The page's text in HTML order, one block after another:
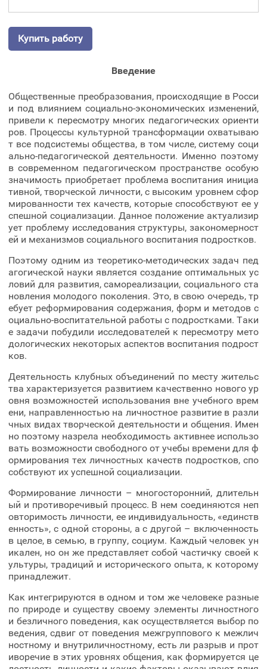
Купить работу
Введение
Общественные преобразования, происходящие в Росси
и под влиянием социально-экономических изменений,
привели к пересмотру многих педагогических ориенти
ров. Процессы культурной трансформации охватываю
т все подсистемы общества, в том числе, систему соци
ально-педагогической деятельности. Именно поэтому
в современном педагогическом пространстве особую
значимость приобретает проблема воспитания инициа
тивной, творческой личности, с высоким уровнем сфор
мированности тех качеств, которые способствуют ее у
спешной социализации. Данное положение актуализир
ует проблему исследования структуры, закономерност
ей и механизмов социального воспитания подростков.
Поэтому одним из теоретико-методических задач пед
агогической науки является создание оптимальных ус
ловий для развития, самореализации, социального ста
новления молодого поколения. Это, в свою очередь, тр
ебует реформирования содержания, форм и методов с
оциально-воспитательной работы с подростками. Таки
е задачи побудили исследователей к пересмотру мето
дологических некоторых аспектов воспитания подрост
ков.
Деятельность клубных объединений по месту жительс
тва характеризуется развитием качественно нового ур
овня возможностей использования вне учебного врем
ени, направленностью на личностное развитие в разли
чных видах творческой деятельности и общения. Имен
но поэтому назрела необходимость активнее использо
вать возможности свободного от учебы времени для ф
ормирования тех личностных качеств подростков, спо
собствуют их успешной социализации.
Формирование личности – многосторонний, длительн
ый и противоречивый процесс. В нем соединяются неп
овторимость личности, ее индивидуальность, «единств
енность», с одной стороны, а с другой – включенность
в целое, в семью, в группу, социум. Каждый человек ун
икален, но он же представляет собой частичку своей к
ультуры, традиций и исторического опыта, к которому
принадлежит.
Как интегрируются в одном и том же человеке разные
по природе и существу своему элементы личностного
и безличного поведения, как осуществляется выбор по
ведения, сдвиг от поведения межгруппового к межлич
ностному и внутриличностному, есть ли разрыв и прот
иворечие в этих уровнях общения, как формируется це